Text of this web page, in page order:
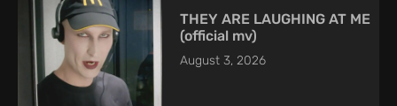
THEY ARE LAUGHING AT ME
(official mv)
August 3, 2026